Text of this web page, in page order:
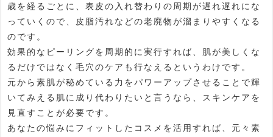
歳を経るごとに、表皮の入れ替わりの周期が遅れ遅れにな
っていくので、皮脂汚れなどの老廃物が溜まりやすくなる
のです。
効果的なピーリングを周期的に実行すれば、肌が美しくな
るだけではなく毛穴のケアも行なえるというわけです。
元から素肌が秘めている力をパワーアップさせることで輝
いてみえる肌に成り代わりたいと言うなら、スキンケアを
見直すことが必要です。
あなたの悩みにフィットしたコスメを活用すれば、元々素